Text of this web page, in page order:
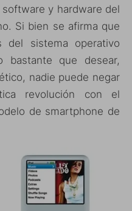
y hardware del
Si bien se afirma que
del sistema operativo
bastante que desear,
nadie puede negar
revolución con el
de smartphone de